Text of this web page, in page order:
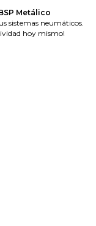
Metálico
sistemas neumáticos.
hoy mismo!